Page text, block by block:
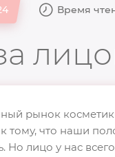
Время
рынок
тому, что наши
Но лицо у нас